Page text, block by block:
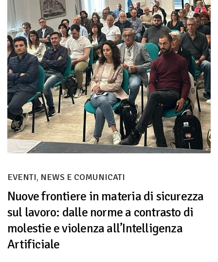
EVENTI, NEWS E COMUNICATI
Nuove frontiere in materia di sicurezza
sul lavoro: dalle norme a contrasto di
molestie e violenza all’Intelligenza
Artificiale